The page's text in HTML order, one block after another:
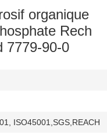
organique
Rech
7779-90-0
ISO45001,SGS,REACH